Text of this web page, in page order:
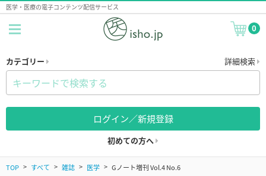
医学・医療の電子コンテンツ配信サービス
0
カテゴリー 詳細検索
ログイン／新規登録
初めての方へ
TOP すべて 雑誌 医学 Gノート増刊 Vol.4 No.6